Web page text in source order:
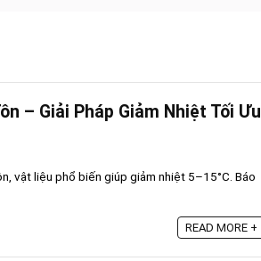
– Giải Pháp Giảm Nhiệt Tối Ưu
vật liệu phổ biến giúp giảm nhiệt 5–15°C. Báo
READ MORE +